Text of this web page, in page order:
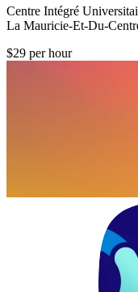
Centre Intégré
La Mauricie-Et-Du-
$29 per hour